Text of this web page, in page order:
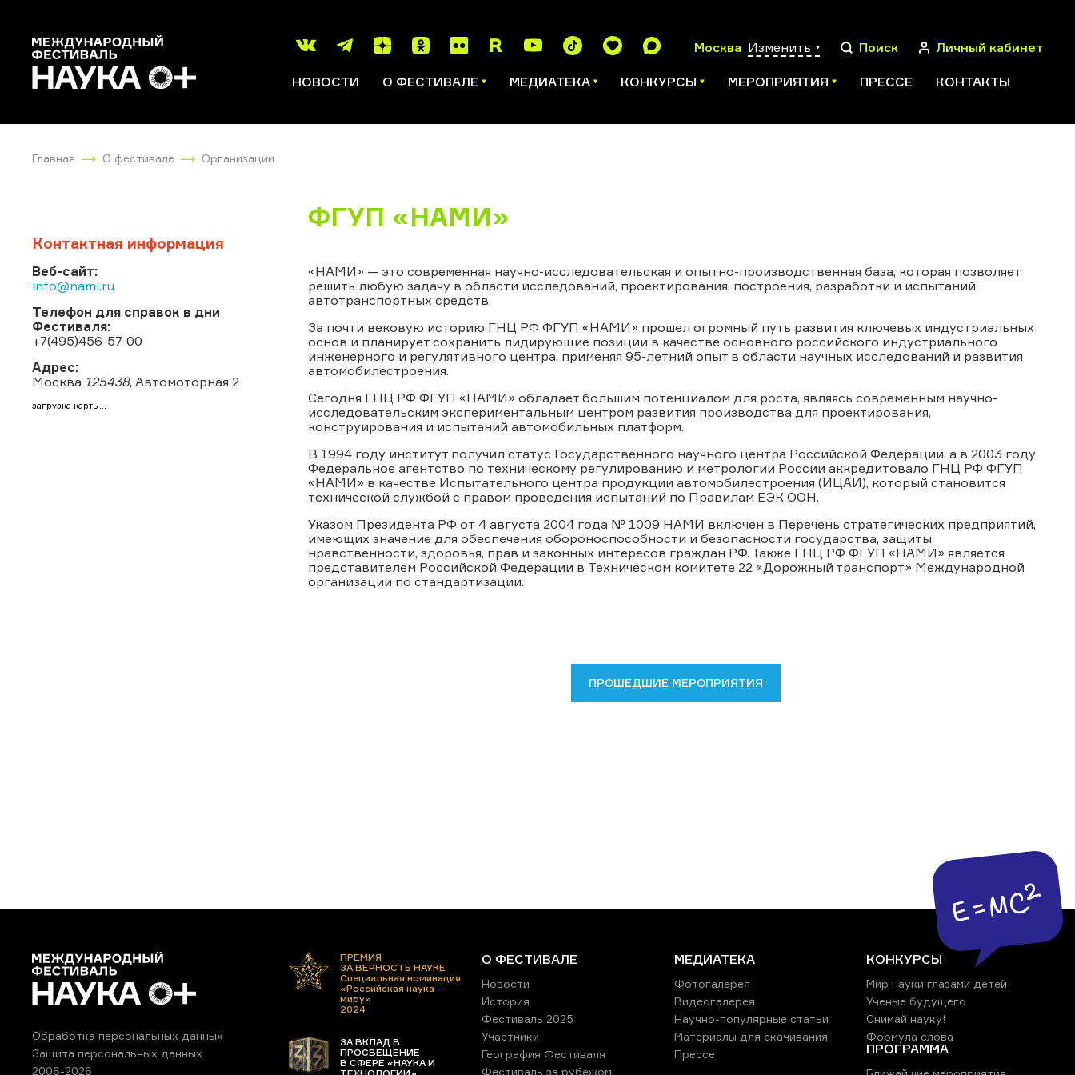
Москва Изменить Поиск Личный кабинет
НОВОСТИ О ФЕСТИВАЛЕ МЕДИАТЕКА КОНКУРСЫ МЕРОПРИЯТИЯ ПРЕССЕ КОНТАКТЫ
Главная О фестивале Организации
Контактная информация
Веб-сайт:
info@nami.ru
Телефон для справок в дни
Фестиваля:
+7(495)456-57-00
Адрес:
Москва 125438, Автомоторная 2
загрузка карты...
ФГУП «НАМИ»
«НАМИ» — это современная научно-исследовательская и опытно-производственная база, которая позволяет
решить любую задачу в области исследований, проектирования, построения, разработки и испытаний
автотранспортных средств.
За почти вековую историю ГНЦ РФ ФГУП «НАМИ» прошел огромный путь развития ключевых индустриальных
основ и планирует сохранить лидирующие позиции в качестве основного российского индустриального
инженерного и регулятивного центра, применяя 95-летний опыт в области научных исследований и развития
автомобилестроения.
Сегодня ГНЦ РФ ФГУП «НАМИ» обладает большим потенциалом для роста, являясь современным научно-
исследовательским экспериментальным центром развития производства для проектирования,
конструирования и испытаний автомобильных платформ.
В 1994 году институт получил статус Государственного научного центра Российской Федерации, а в 2003 году
Федеральное агентство по техническому регулированию и метрологии России аккредитовало ГНЦ РФ ФГУП
«НАМИ» в качестве Испытательного центра продукции автомобилестроения (ИЦАИ), который становится
технической службой с правом проведения испытаний по Правилам ЕЭК ООН.
Указом Президента РФ от 4 августа 2004 года № 1009 НАМИ включен в Перечень стратегических предприятий,
имеющих значение для обеспечения обороноспособности и безопасности государства, защиты
нравственности, здоровья, прав и законных интересов граждан РФ. Также ГНЦ РФ ФГУП «НАМИ» является
представителем Российской Федерации в Техническом комитете 22 «Дорожный транспорт» Международной
организации по стандартизации.
ПРОШЕДШИЕ МЕРОПРИЯТИЯ
Обработка персональных данных
Защита персональных данных
2006-2026
ПРЕМИЯ
ЗА ВЕРНОСТЬ НАУКЕ
Специальная номинация
«Российская наука —
миру»
2024
ЗА ВКЛАД В
ПРОСВЕЩЕНИЕ
В СФЕРЕ «НАУКА И
О ФЕСТИВАЛЕ
Новости
История
Фестиваль 2025
Участники
География Фестиваля
Фестиваль за рубежом
МЕДИАТЕКА
Фотогалерея
Видеогалерея
Научно-популярные статьи
Материалы для скачивания
Прессе
КОНКУРСЫ
Мир науки глазами детей
Ученые будущего
Снимай науку!
Формула слова
ПРОГРАММА